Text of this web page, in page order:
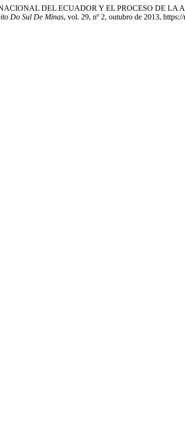
DEL ECUADOR Y EL PROCESO DE
Do Sul De Minas, vol. 29, nº 2, outubro de 2013,